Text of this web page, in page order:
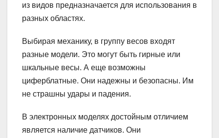
из видов предназначается для использования в
разных областях.
Выбирая механику, в группу весов входят
разные модели. Это могут быть гирные или
шкальные весы. А еще возможны
циферблатные. Они надежны и безопасны. Им
не страшны удары и падения.
В электронных моделях достойным отличием
является наличие датчиков. Они